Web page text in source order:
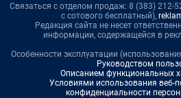
Связаться с отделом продаж: 8 (383) 212-
с сотового бесплатный),
Редакция сайта не несет
информации, содержащейся в
Особенности эксплуатации
Руководством
Описанием функциональных
Условиями использования веб-
конфиденциальности